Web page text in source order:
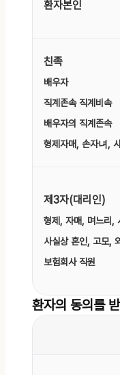
환자본인
친족
배우자
직계존속 직계비속
배우자의 직계존속
형제자매, 손자녀,
제3자(대리인)
형제, 자매, 며느리,
사실상 혼인, 고모,
보험회사 직원
환자의 동의를